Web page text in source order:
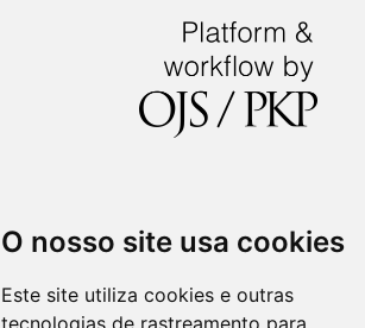
O nosso site usa cookies
Este site utiliza cookies e outras
tecnologias de rastreamento para